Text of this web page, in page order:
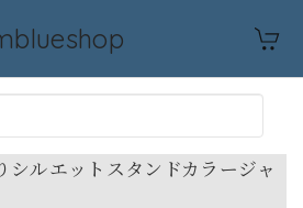
シルエットスタンドカラージャ